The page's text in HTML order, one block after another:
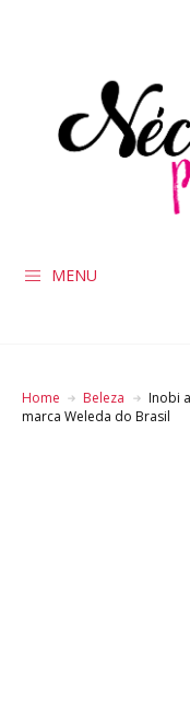
MENU
Home Beleza
Inobi
marca Weleda do Brasil